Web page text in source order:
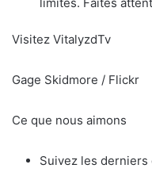
Visitez VitalyzdTv
Gage Skidmore / Flickr
Ce que nous aimons
Suivez les derniers